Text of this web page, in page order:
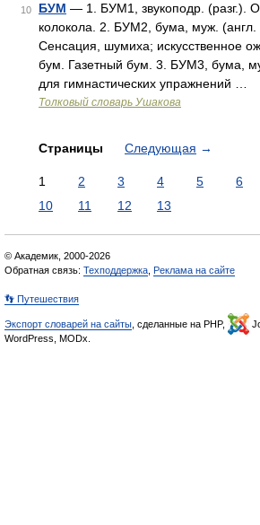
10 БУМ — 1. БУМ1, звукоподр. (разг.). О
колокола. 2. БУМ2, бума, муж. (англ.
Сенсация, шумиха; искусственное
бум. Газетный бум. 3. БУМ3, бума,
для гимнастических упражнений …
Толковый словарь Ушакова
Страницы Следующая →
1 2 3 4 5 6
10
11 12 13
© Академик, 2000-2026
Обратная связь: Техподдержка Реклама на сайте
👣 Путешествия
Экспорт словарей на сайты , сделанные на PHP,
WordPress, MODx.